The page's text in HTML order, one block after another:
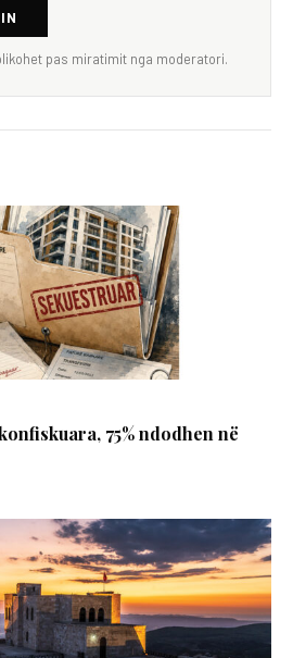
pas miratimit nga moderatori.
75% ndodhen në